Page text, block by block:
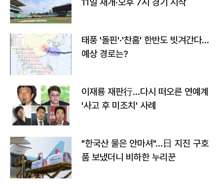
태풍 '돌핀'·'찬홈' 한반도 빗겨간다…
예상 경로는?
이재룡 재판行…다시 떠오른 연예계
'사고 후 미조치' 사례
"한국산 물은 안마셔"…日 지진 구호
품 보냈더니 비하한 누리꾼